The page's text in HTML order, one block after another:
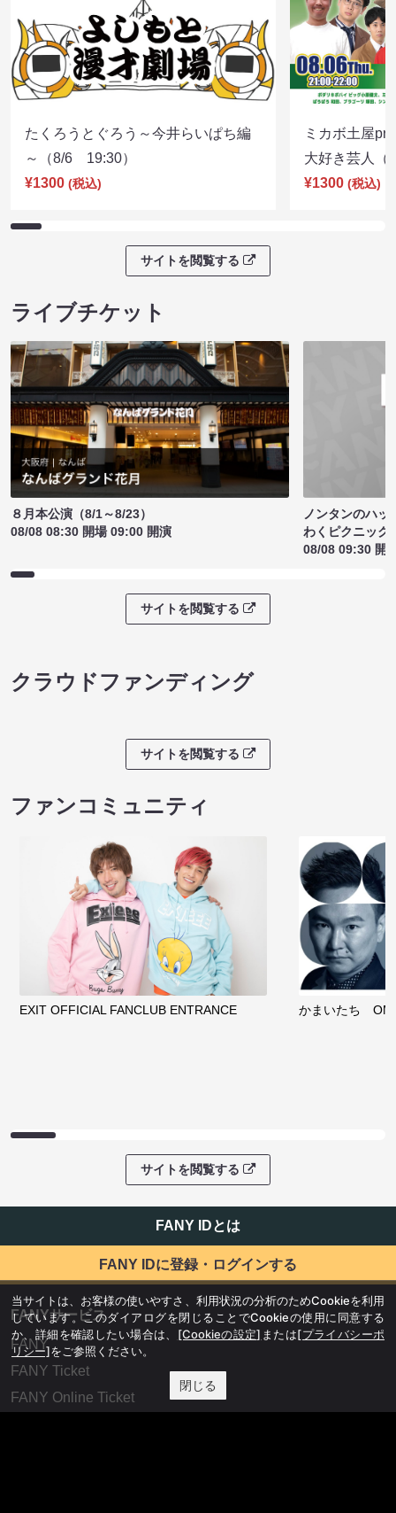
たくろうとぐろう～今井らいぱち編
～（8/6 19:30）
¥1300 (税込)
ミカボ土屋
大好き芸人
¥1300 (税込)
サイトを閲覧する
ライブチケット
８月本公演（8/1～8/23）
08/08 08:30 開場 09:00 開演
ノンタンのハッ
わくピクニック
08/08 09:30 開
サイトを閲覧する
クラウドファンディング
サイトを閲覧する
ファンコミュニティ
EXIT OFFICIAL FANCLUB ENTRANCE かまいたち
サイトを閲覧する
FANY IDとは
FANY IDに登録・ログインする
FANYサービス
FANY
FANY Ticket
FANY Online Ticket
当サイトは、お客様の使いやすさ、利用状況の分析のためCookieを利用
しています。このダイアログを閉じることでCookieの使用に同意する
か、詳細を確認したい場合は、 [Cookieの設定] または[プライバシーポ
リシー]をご参照ください。
閉じる